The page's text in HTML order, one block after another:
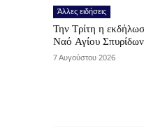
Άλλες ειδήσεις
Την Τρίτη η
Ναό Αγίου
7 Αυγούστου 2026